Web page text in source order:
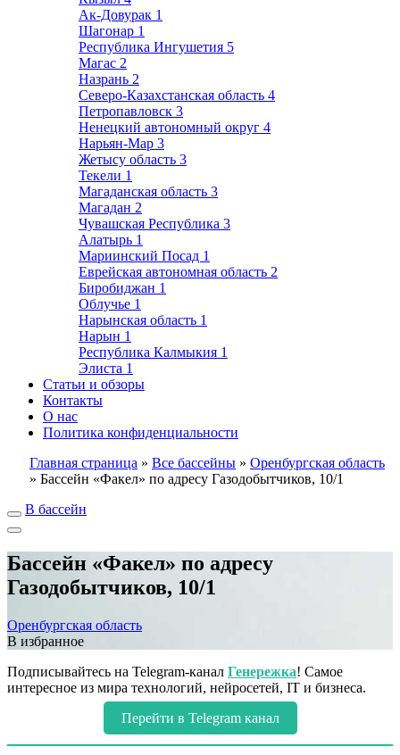
Ак-Довурак 1
Шагонар 1
Республика Ингушетия 5
Магас 2
Назрань 2
Северо-Казахстанская область 4
Петропавловск 3
Ненецкий автономный округ 4
Нарьян-Мар 3
Жетысу область 3
Текели 1
Магаданская область 3
Магадан 2
Чувашская Республика 3
Алатырь 1
Мариинский Посад 1
Еврейская автономная область 2
Биробиджан 1
Облучье 1
Нарынская область 1
Нарын 1
Республика Калмыкия 1
Элиста 1
Статьи и обзоры
Контакты
О нас
Политика конфиденциальности
Главная страница » Все бассейны » Оренбургская область
» Бассейн «Факел» по адресу Газодобытчиков, 10/1
В бассейн
Бассейн «Факел» по адресу
Газодобытчиков, 10/1
Оренбургская область
В избранное
Подписывайтесь на Telegram-канал Генережка! Самое
интересное из мира технологий, нейросетей, IT и бизнеса.
Перейти в Telegram канал